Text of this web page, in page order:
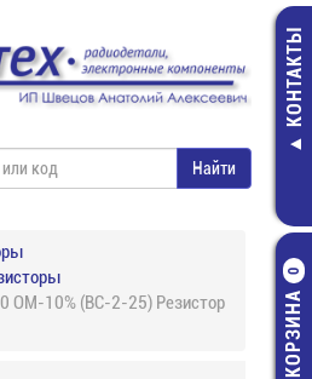
КОНТАКТЫ
КОРЗИНА
0
ОМ-10% (ВС-2-25) Резистор